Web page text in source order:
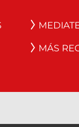
MÁS